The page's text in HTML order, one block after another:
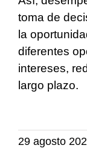
toma de
la
diferentes
intereses,
largo plazo.
29 agosto